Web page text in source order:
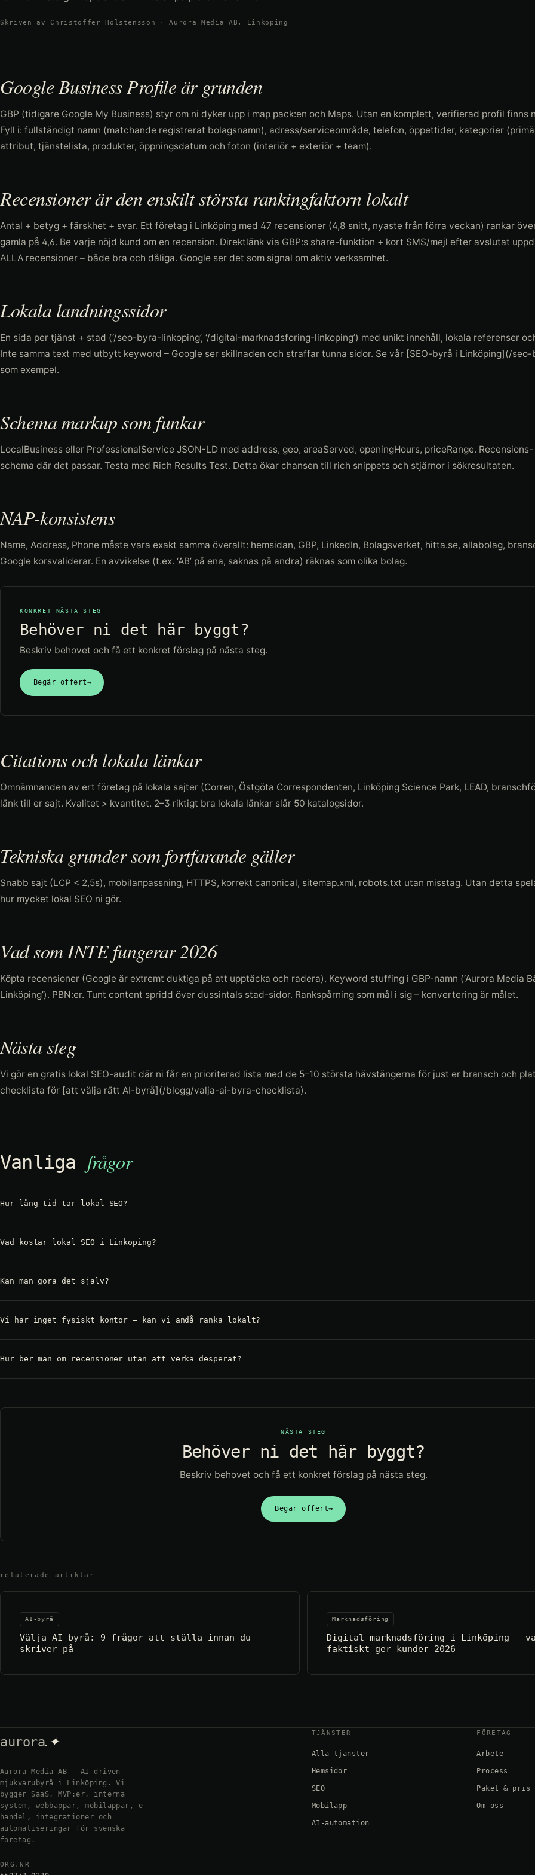
Skriven av Christoffer Holstensson · Aurora Media AB, Linköping
Google Business Profile är grunden
GBP (tidigare Google My Business) styr om ni dyker upp i map pack:en och Maps. Utan en komplett, verifierad profil finns
Fyll i: fullständigt namn (matchande registrerat bolagsnamn), adress/serviceområde, telefon, öppettider, kategorier
attribut, tjänstelista, produkter, öppningsdatum och foton (interiör + exteriör + team).
Recensioner är den enskilt största rankingfaktorn lokalt
Antal + betyg + färskhet + svar. Ett företag i Linköping med 47 recensioner (4,8 snitt, nyaste från förra veckan) rankar
gamla på 4,6. Be varje nöjd kund om en recension. Direktlänk via GBP:s share-funktion + kort SMS/mejl efter avslutat
ALLA recensioner – både bra och dåliga. Google ser det som signal om aktiv verksamhet.
Lokala landningssidor
En sida per tjänst + stad (‘/seo-byra-linkoping’, ‘/digital-marknadsforing-linkoping’) med unikt innehåll, lokala referenser
Inte samma text med utbytt keyword – Google ser skillnaden och straffar tunna sidor. Se vår [SEO-byrå i Linköping](/
som exempel.
Schema markup som funkar
LocalBusiness eller ProfessionalService JSON-LD med address, geo, areaServed, openingHours, priceRange. Recensions-
schema där det passar. Testa med Rich Results Test. Detta ökar chansen till rich snippets och stjärnor i sökresultaten.
NAP-konsistens
Name, Address, Phone måste vara exakt samma överallt: hemsidan, GBP, LinkedIn, Bolagsverket, hitta.se, allabolag,
Google korsvaliderar. En avvikelse (t.ex. ‘AB’ på ena, saknas på andra) räknas som olika bolag.
KONKRET NÄSTA STEG
Behöver ni det här byggt?
Beskriv behovet och få ett konkret förslag på nästa steg.
Begär offert→
Citations och lokala länkar
Omnämnanden av ert företag på lokala sajter (Corren, Östgöta Correspondenten, Linköping Science Park, LEAD,
länk till er sajt. Kvalitet > kvantitet. 2–3 riktigt bra lokala länkar slår 50 katalogsidor.
Tekniska grunder som fortfarande gäller
Snabb sajt (LCP < 2,5s), mobilanpassning, HTTPS, korrekt canonical, sitemap.xml, robots.txt utan misstag. Utan detta
hur mycket lokal SEO ni gör.
Vad som INTE fungerar 2026
Köpta recensioner (Google är extremt duktiga på att upptäcka och radera). Keyword stuffing i GBP-namn (‘Aurora Media
Linköping’). PBN:er. Tunt content spridd över dussintals stad-sidor. Rankspårning som mål i sig – konvertering är målet.
Nästa steg
Vi gör en gratis lokal SEO-audit där ni får en prioriterad lista med de 5–10 största hävstängerna för just er bransch och
checklista för [att välja rätt AI-byrå](/blogg/valja-ai-byra-checklista).
Vanliga frågor
Hur lång tid tar lokal SEO?
Vad kostar lokal SEO i Linköping?
Kan man göra det själv?
Vi har inget fysiskt kontor – kan vi ändå ranka lokalt?
Hur ber man om recensioner utan att verka desperat?
NÄSTA STEG
Behöver ni det här byggt?
Beskriv behovet och få ett konkret förslag på nästa steg.
Begär offert→
relaterade artiklar
AI-byrå
Välja AI-byrå: 9 frågor att ställa innan du
skriver på
Marknadsföring
Digital marknadsföring i Linköping –
faktiskt ger kunder 2026
aurora.✦
Aurora Media AB — AI-driven
mjukvarubyrå i Linköping. Vi
bygger SaaS, MVP:er, interna
system, webbappar, mobilappar, e-
handel, integrationer och
automatiseringar för svenska
företag.
ORG.NR
TJÄNSTER
Alla tjänster
Hemsidor
SEO
Mobilapp
AI-automation
FÖRETAG
Arbete
Process
Paket & pris
Om oss